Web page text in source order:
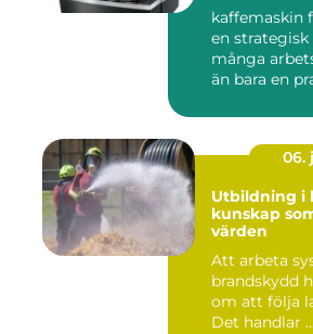
kaffemaskin
en strategisk
många
än bara en
06.
Utbildning i
kunskap
värden
Att arbeta
brandskydd
om att följa
Det handlar